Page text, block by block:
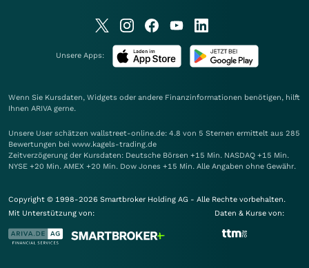
Unsere Apps:
Wenn Sie Kursdaten, Widgets oder andere Finanzinformationen benötigen, hilft
Ihnen ARIVA gerne.
Unsere User schätzen wallstreet-online.de: 4.8 von 5 Sternen ermittelt aus 285
Bewertungen bei www.kagels-trading.de
Zeitverzögerung der Kursdaten: Deutsche Börsen +15 Min. NASDAQ +15 Min.
NYSE +20 Min. AMEX +20 Min. Dow Jones +15 Min. Alle Angaben ohne Gewähr.
Copyright © 1998-2026 Smartbroker Holding AG - Alle Rechte vorbehalten.
Mit Unterstützung von:
Daten & Kurse von: